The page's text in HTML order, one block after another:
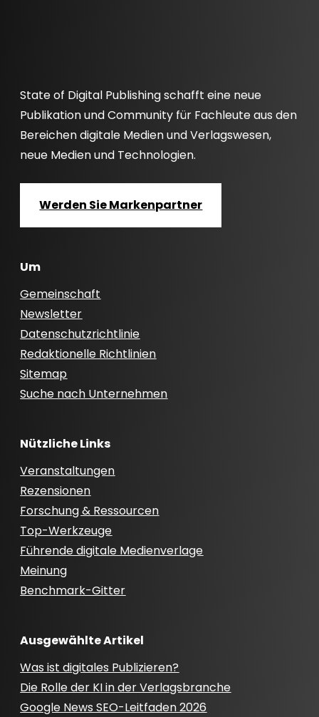
State of Digital Publishing schafft eine neue
Publikation und Community für Fachleute aus den
Bereichen digitale Medien und Verlagswesen,
neue Medien und Technologien.
Werden Sie Markenpartner
Um
Gemeinschaft
Newsletter
Datenschutzrichtlinie
Redaktionelle Richtlinien
Sitemap
Suche nach Unternehmen
Nützliche Links
Veranstaltungen
Rezensionen
Forschung & Ressourcen
Top-Werkzeuge
Führende digitale Medienverlage
Meinung
Benchmark-Gitter
Ausgewählte Artikel
Was ist digitales Publizieren?
Die Rolle der KI in der Verlagsbranche
Google News SEO-Leitfaden 2026